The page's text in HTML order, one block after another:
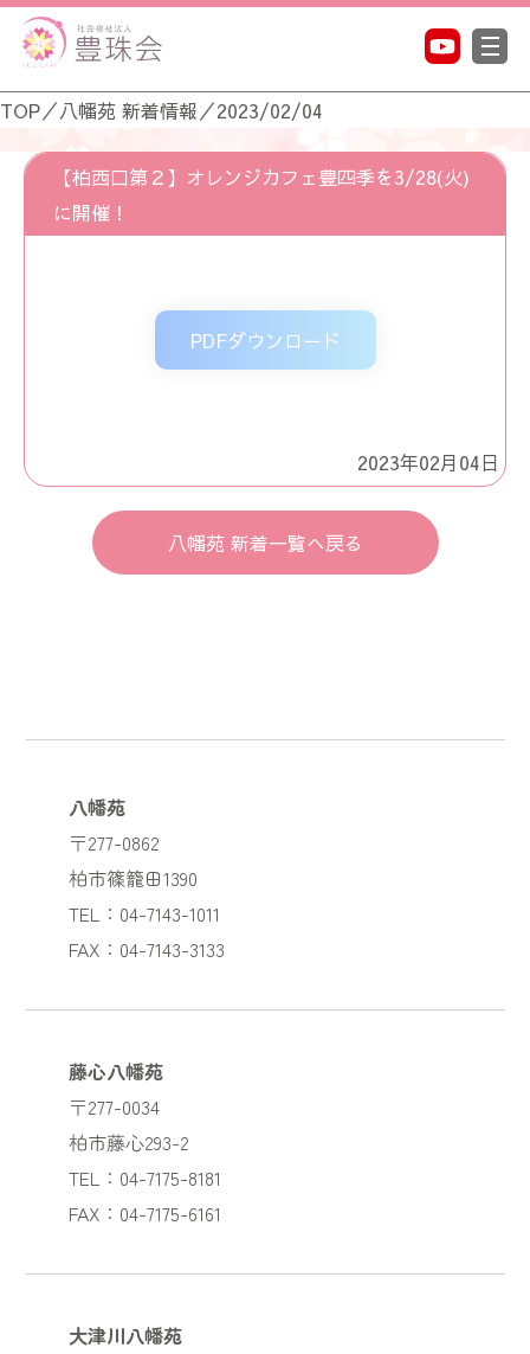
TOP／八幡苑 新着情報／2023/02/04
【柏西口第２】オレンジカフェ豊四季を3/28(火)
に開催！
PDFダウンロード
2023年02月04日
八幡苑 新着一覧へ戻る
八幡苑
〒277-0862
柏市篠籠田1390
TEL：04-7143-1011
FAX：04-7143-3133
藤心八幡苑
〒277-0034
柏市藤心293-2
TEL：04-7175-8181
FAX：04-7175-6161
大津川八幡苑